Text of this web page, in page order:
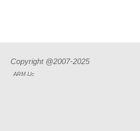
Copyright @2007-2025
ARM Llc